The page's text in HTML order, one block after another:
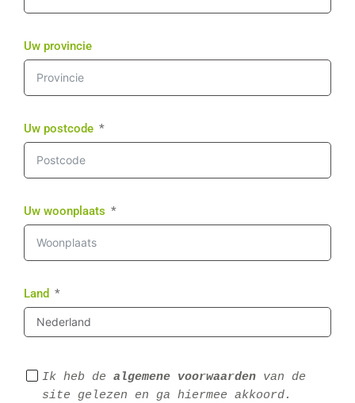
Uw provincie
Uw postcode
Uw woonplaats
Land
Ik heb de algemene voorwaarden van de
site gelezen en ga hiermee akkoord.